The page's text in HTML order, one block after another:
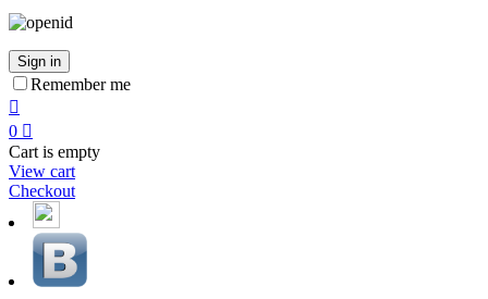
Sign in
Remember me

0 
Cart is empty
View cart
Checkout